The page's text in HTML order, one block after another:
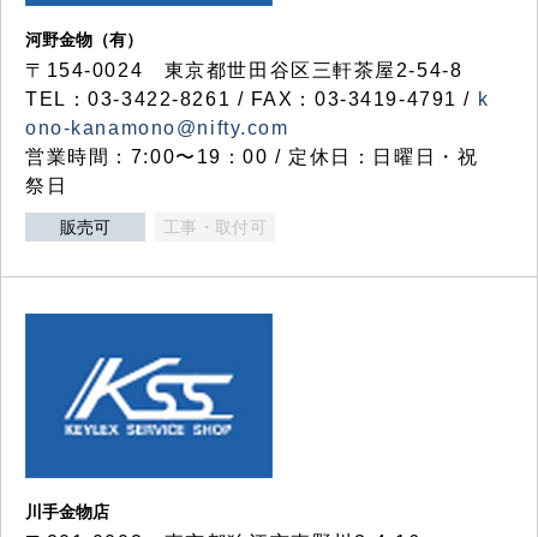
河野金物（有）
〒154-0024 東京都世田谷区三軒茶屋2-54-8
TEL：03-3422-8261 / FAX：03-3419-4791 / k
ono-kanamono@nifty.com
営業時間：7:00〜19：00 / 定休日：日曜日・祝
祭日
販売可 工事・取付可
川手金物店